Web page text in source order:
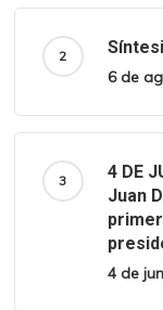
6 de
4 DE
Juan
4 de